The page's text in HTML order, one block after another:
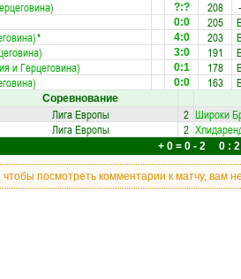
?:?
0:0
* 4:0
3:0
и Герцеговина) 0:1
0:0
208
-
205
203
191
178
163
Соревнование
Лига Европы 2 Широки
Лига Европы 2
+ 0 = 0 - 2 0 : 2
чтобы посмотреть комментарии к матчу, вам